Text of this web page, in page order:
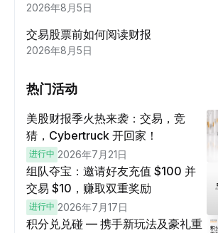
2026年8月5日
交易股票前如何阅读财报
2026年8月5日
热门活动
美股财报季火热来袭：交易，竞
猜，Cybertruck 开回家！
进行中 2026年7月21日
组队夺宝：邀请好友充值 $100 并
交易 $10，赚取双重奖励
进行中 2026年7月17日
积分兑兑碰 — 携手新玩法及豪礼重